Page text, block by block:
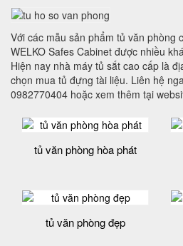
Với các mẫu sản phẩm tủ văn phòng
WELKO Safes Cabinet được nhiều
Hiện nay nhà máy tủ sắt cao cấp là
chọn mua tủ đựng tài liệu. Liên hệ
0982770404 hoặc xem thêm tại
tủ văn phòng hòa phát
tủ văn phòng đẹp